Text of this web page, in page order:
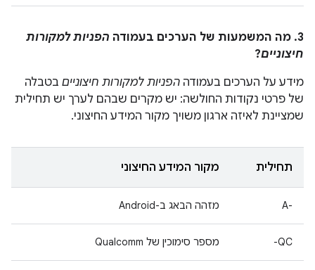
3. מה המשמעות של הערכים בעמודה
הפניות למקורות
חיצוניים?
מידע על הערכים בעמודה הפניות למקורות חיצוניים בטבלה
של פרטי נקודות החולשה: יש מקרים שבהם לערך יש תחילית
שמציינת לאיזה ארגון משויך מקור המידע החיצוני.
תחילית מקור המידע החיצוני
A-‎ מזהה הבאג ב-Android
QC- מספר סימוכין של Qualcomm